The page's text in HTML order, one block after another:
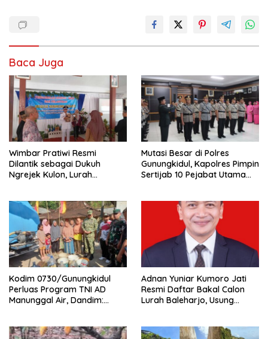
Baca Juga
Wimbar Pratiwi Resmi
Dilantik sebagai Dukuh
Ngrejek Kulon, Lurah
Warga
Mutasi Besar di Polres
Gunungkidul, Kapolres Pimpin
Sertijab 10 Pejabat Utama
Kodim 0730/Gunungkidul
Perluas Program TNI AD
Manunggal Air, Dandim:
Adnan Yuniar Kumoro Jati
Resmi Daftar Bakal Calon
Lurah Baleharjo, Usung